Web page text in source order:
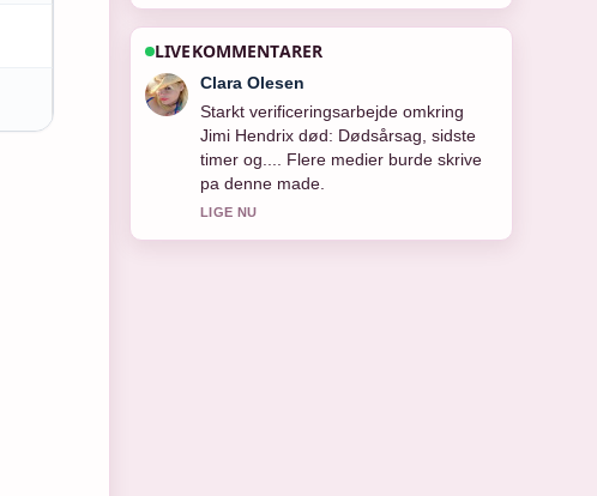
LIVEKOMMENTARER
Ida Andersen
Stark gennemgang af Morten Stig
Christensen død – et liv.... Det er den
klareste opsummering jeg har set i
dag.
3 MIN SIDEN